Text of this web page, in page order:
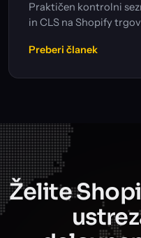
Praktičen kontrolni
in CLS na Shopify
Preberi članek
Želite